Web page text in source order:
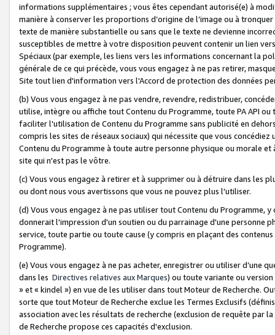
informations supplémentaires ; vous êtes cependant autorisé(e) à
manière à conserver les proportions d’origine de l’image ou à
texte de manière substantielle ou sans que le texte ne devienne
susceptibles de mettre à votre disposition peuvent contenir un lien
Spéciaux (par exemple, les liens vers les informations concernant la
générale de ce qui précède, vous vous engagez à ne pas retirer,
Site tout lien d'information vers l'Accord de protection des données
(b) Vous vous engagez à ne pas vendre, revendre, redistribuer,
utilise, intègre ou affiche tout Contenu du Programme, toute PA API
faciliter l'utilisation de Contenu du Programme sans publicité en
compris les sites de réseaux sociaux) qui nécessite que vous
Contenu du Programme à toute autre personne physique ou morale
site qui n'est pas le vôtre.
(c) Vous vous engagez à retirer et à supprimer ou à détruire dans les
ou dont nous vous avertissons que vous ne pouvez plus l'utiliser.
(d) Vous vous engagez à ne pas utiliser tout Contenu du Programme,
donnerait l'impression d'un soutien ou du parrainage d'une personne
service, toute partie ou toute cause (y compris en plaçant des
Programme).
(e) Vous vous engagez à ne pas acheter, enregistrer ou utiliser d’une
dans les Directives relatives aux Marques) ou toute variante ou
» et « kindel ») en vue de les utiliser dans tout Moteur de Recherche.
sorte que tout Moteur de Recherche exclue les Termes Exclusifs
association avec les résultats de recherche (exclusion de requête
de Recherche propose ces capacités d'exclusion.